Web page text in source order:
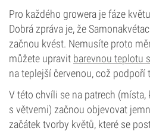
Pro každého growera je fáze
Dobrá zpráva je, že
začnou kvést. Nemusíte proto
můžete upravit barevnou teplotu
na teplejší červenou, což podpoří
V této chvíli se na patrech (místa,
s větvemi) začnou objevovat
začátek tvorby květů, které se